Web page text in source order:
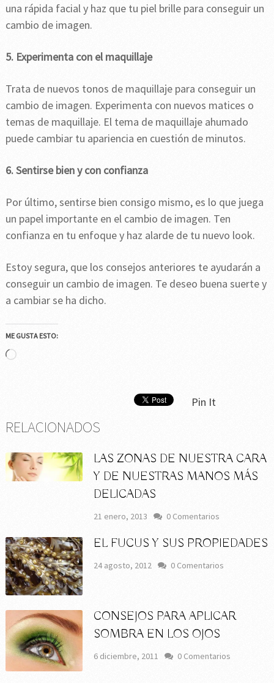
una rápida facial y haz que tu piel brille para conseguir un
cambio de imagen.
5. Experimenta con el maquillaje
Trata de nuevos tonos de maquillaje para conseguir un
cambio de imagen. Experimenta con nuevos matices o
temas de maquillaje. El tema de maquillaje ahumado
puede cambiar tu apariencia en cuestión de minutos.
6. Sentirse bien y con confianza
Por último, sentirse bien consigo mismo, es lo que juega
un papel importante en el cambio de imagen. Ten
confianza en tu enfoque y haz alarde de tu nuevo look.
Estoy segura, que los consejos anteriores te ayudarán a
conseguir un cambio de imagen. Te deseo buena suerte y
a cambiar se ha dicho.
ME GUSTA ESTO:
Cargando...
Pin It
RELACIONADOS
LAS ZONAS DE NUESTRA CARA
Y DE NUESTRAS MANOS MÁS
DELICADAS
21 enero, 2013 0 Comentarios
EL FUCUS Y SUS PROPIEDADES
24 agosto, 2012 0 Comentarios
CONSEJOS PARA APLICAR
SOMBRA EN LOS OJOS
6 diciembre, 2011 0 Comentarios